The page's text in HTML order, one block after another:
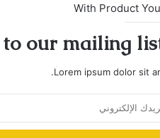
With Product
to our mailing
Lorem ipsum dolor sit